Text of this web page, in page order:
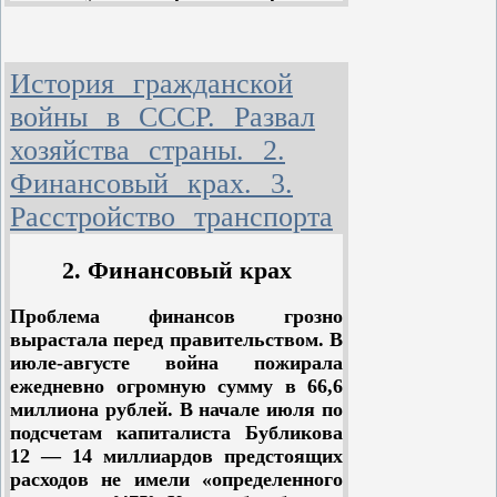
значительно меньше 100 процентов
правительством. Но и 7 процентов
пробивали брешь в твердых ценах,
которую можно было расширить до
желаемых размеров. Голосуя за 7
процентов, представители
демократии своими руками помогли
правительству сломать твердые
цены.
обязательное постановление «О
порядке сбора урожая». Он писал:
«Весь урожай... должен
быть собран полностью и
в короткий срок. Поэтому
воспрещается...
насильственно
собранный хлеб... мешать
способами сбору
хлебов...»{493}
Крестьян, не подчиняющихся этому
постановлению, Корнилов обещал
отдать в «исправительные
арестантские отделения до трех
лет»{494}. Постановление
История гражданской
войны в СССР. Развал
хозяйства страны. 2.
Финансовый крах. 3.
Расстройство транспорта
2. Финансовый крах
Проблема финансов грозно
вырастала перед правительством. В
июле-августе война пожирала
ежедневно огромную сумму в 66,6
миллиона рублей. В начале июля по
подсчетам капиталиста Бубликова
12 — 14 миллиардов предстоящих
расходов не имели «определенного